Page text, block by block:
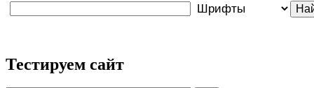
Тестируем сайт